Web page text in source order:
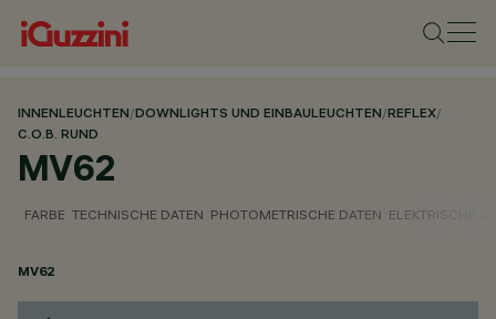
INNENLEUCHTEN/DOWNLIGHTS UND EINBAULEUCHTEN/REFLEX/
C.O.B. RUND
MV62
FARBE TECHNISCHE DATEN PHOTOMETRISCHE DATEN ELEKTRISCHE
MV62